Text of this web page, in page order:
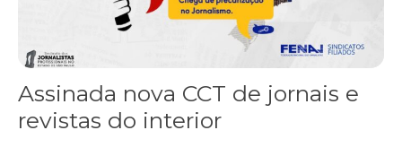
Assinada nova CCT de jornais e
revistas do interior